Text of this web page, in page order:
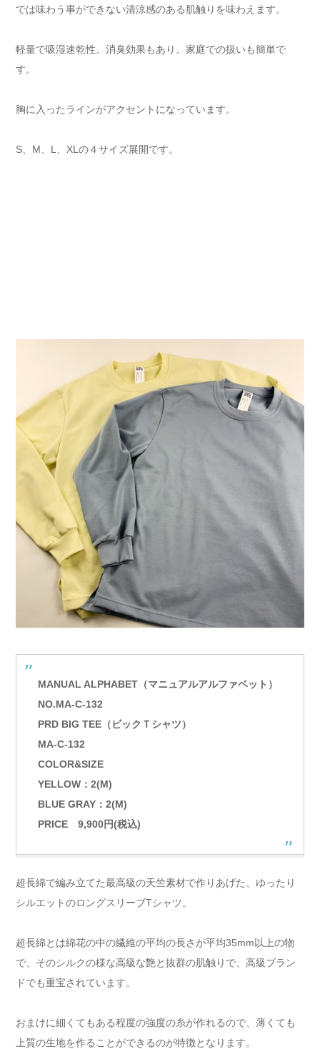
では味わう事ができない清涼感のある肌触りを味わえます。
軽量で吸湿速乾性、消臭効果もあり、家庭での扱いも簡単で
す。
胸に入ったラインがアクセントになっています。
S、M、L、XLの４サイズ展開です。
MANUAL ALPHABET（マニュアルアルファベット）
NO.MA-C-132
PRD BIG TEE（ビックＴシャツ）
MA-C-132
COLOR&SIZE
YELLOW：2(M)
BLUE GRAY：2(M)
PRICE 9,900円(税込)
超長綿で編み立てた最高級の天竺素材で作りあげた、ゆったり
シルエットのロングスリーブTシャツ。
超長綿とは綿花の中の繊維の平均の長さが平均35mm以上の物
で、そのシルクの様な高級な艶と抜群の肌触りで、高級ブラン
ドでも重宝されています。
おまけに細くてもある程度の強度の糸が作れるので、薄くても
上質の生地を作ることができるのが特徴となります。